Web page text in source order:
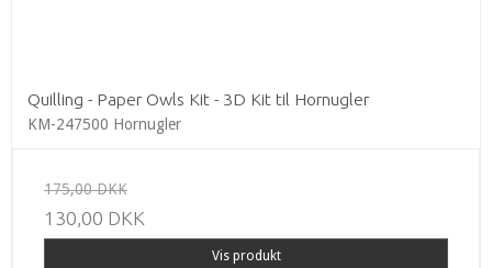
Quilling - Paper Owls Kit - 3D Kit til Hornugler
KM-247500 Hornugler
175,00 DKK
130,00 DKK
Vis produkt